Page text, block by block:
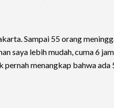
Sampai 55 orang
saya lebih mudah, cuma 6
menangkap bahwa ada